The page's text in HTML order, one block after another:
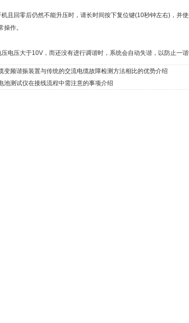
回零后仍然不能升压时，请长时间按下复位键(10秒钟左右)，并使
操作。
压大于10V，而还没有进行调谐时，系统会自动失谐，以防止一谐
变频谐振装置与传统的交流电缆故障检测方法相比的优势介绍
池测试仪在接线流程中需注意的事项介绍